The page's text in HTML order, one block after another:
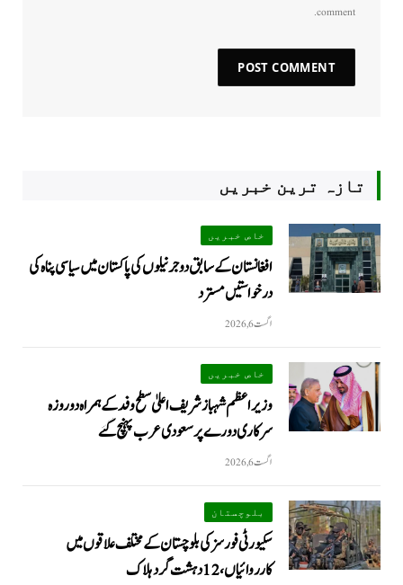
comment.
تازہ ترین خبریں
خاص خبریں
افغانستان کے سابق دو جرنیلوں کی پاکستان میں سیاسی پناہ کی
درخواستیں مسترد
اگست 6, 2026
خاص خبریں
وزیراعظم شہبازشریف اعلیٰ سطح وفد کے ہمراہ دو روزه
سرکاری دورے پر سعودی عرب پہنچ گئے
اگست 6, 2026
بلوچستان
سکیورٹی فورسز کی بلوچستان کے مختلف علاقوں میں
کارروائیاں ، 12 دہشت گرد ہلاک